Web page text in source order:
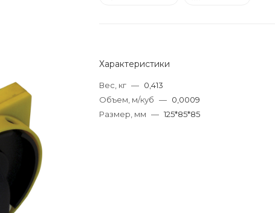
Характеристики
Вес, кг — 0,413
Объем, м/куб — 0,0009
Размер, мм — 125*85*85